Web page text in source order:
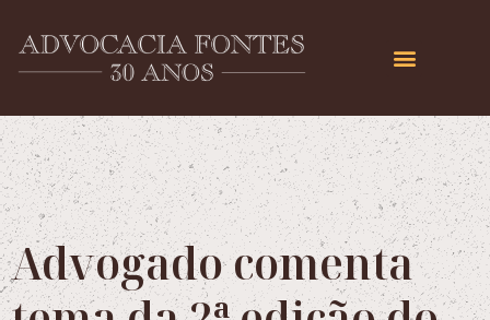
Advogado comenta